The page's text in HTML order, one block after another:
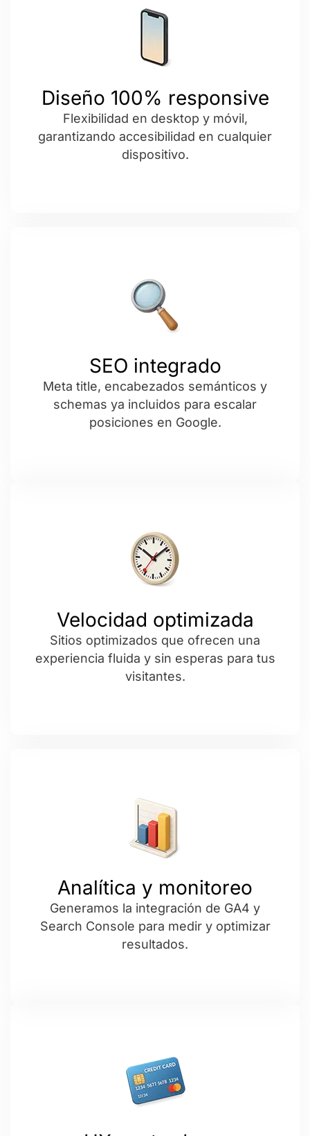
Diseño 100% responsive
Flexibilidad en desktop y móvil,
garantizando accesibilidad en cualquier
dispositivo.
SEO integrado
Meta title, encabezados semánticos y
schemas ya incluidos para escalar
posiciones en Google.
Velocidad optimizada
Sitios optimizados que ofrecen una
experiencia fluida y sin esperas para tus
visitantes.
Analítica y monitoreo
Generamos la integración de GA4 y
Search Console para medir y optimizar
resultados.